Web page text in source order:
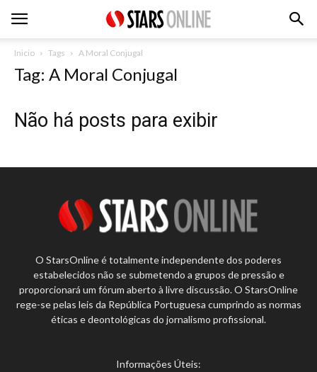
Inicio Tags A Moral Conjugal
Tag: A Moral Conjugal
Não há posts para exibir
O StarsOnline é totalmente independente dos poderes
estabelecidos não se submetendo a grupos de pressão e
proporcionará um fórum aberto à livre discussão. O StarsOnline
rege-se pelas leis da República Portuguesa cumprindo as normas
éticas e deontológicas do jornalismo profissional.
Informações Úteis: